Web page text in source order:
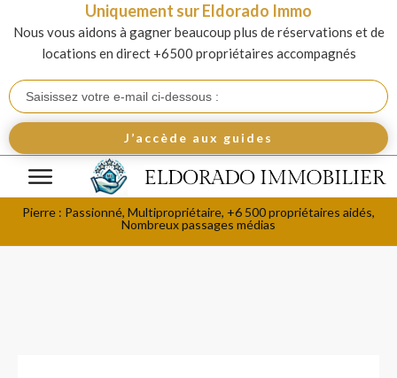
Uniquement sur Eldorado Immo
Nous vous aidons à gagner beaucoup plus de réservations et de
locations en direct +6500 propriétaires accompagnés
J’accède aux guides
Pierre : Passionné, Multipropriétaire, +6 500 propriétaires aidés,
Nombreux passages médias